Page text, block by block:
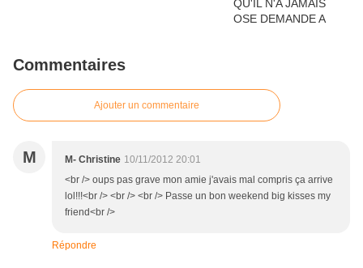
Commentaires
Ajouter un commentaire
M M- Christine 10/11/2012 20:01
<br /> oups pas grave mon amie j'avais mal compris ça arrive
lol!!!<br /> <br /> <br /> Passe un bon weekend big kisses my
friend<br />
Répondre